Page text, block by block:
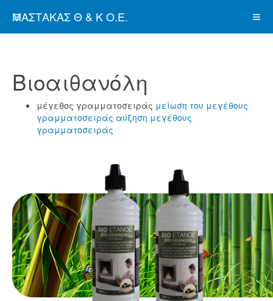
ΜΑΣΤΑΚΑΣ Θ & Κ Ο.Ε.
Βιοαιθανόλη
μέγεθος γραμματοσειράς μείωση του μεγέθους
γραμματοσειράς αύξηση μεγέθους
γραμματοσειράς